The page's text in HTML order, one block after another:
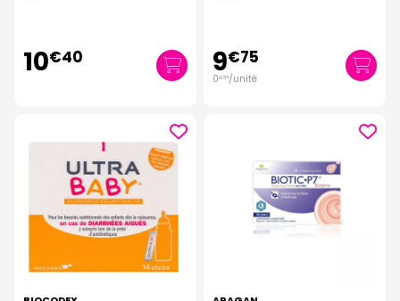
10€40 9€75
0€81/unité